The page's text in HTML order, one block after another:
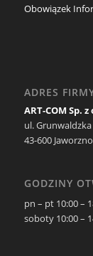
Obowiązek
ADRES
ART-COM Sp. z
ul. Grunwaldzka
43-600 Jaworzno
GODZINY
pn – pt 10:00 –
soboty 10:00 –